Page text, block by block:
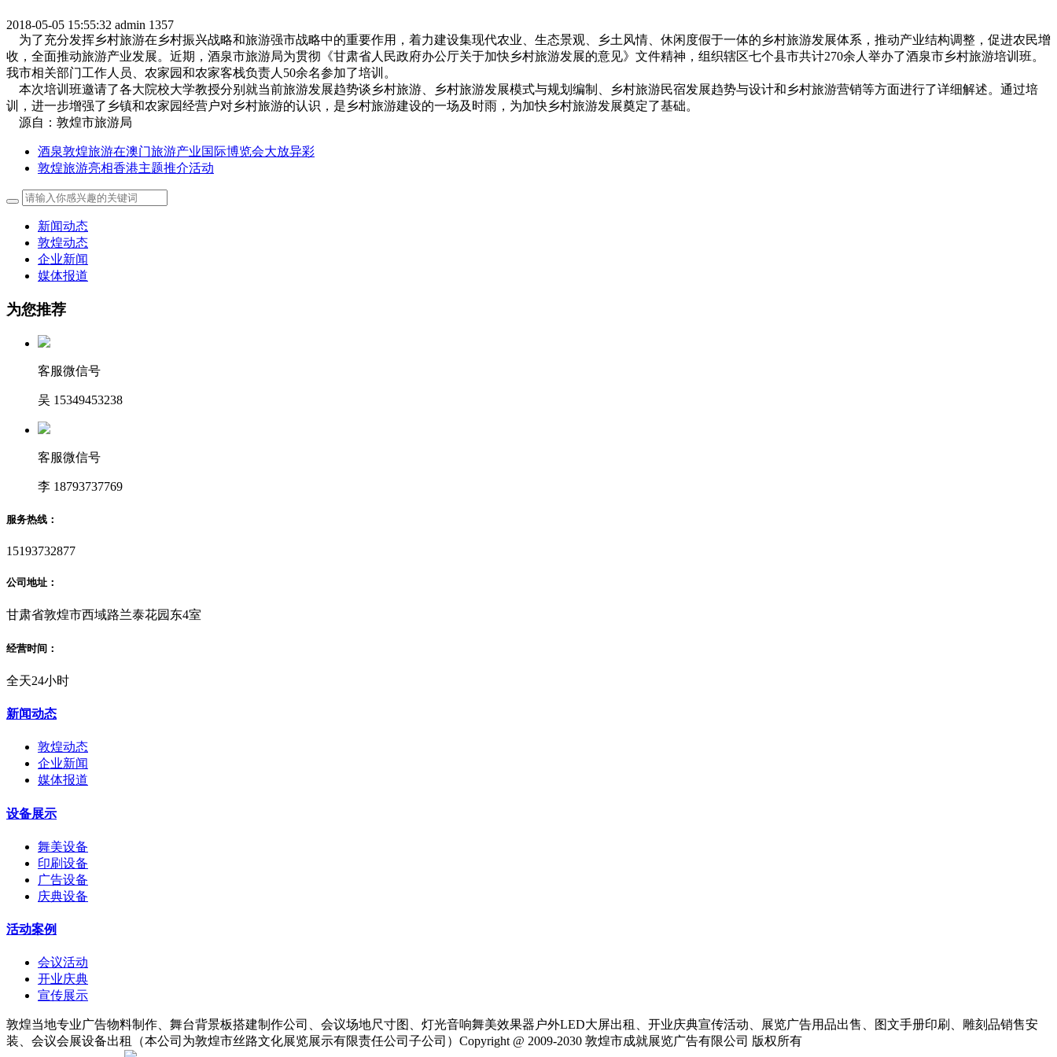
2018-05-05 15:55:32 admin 1357
为了充分发挥乡村旅游在乡村振兴战略和旅游强市战略中的重要作用，着力建设集现代农业、生态景观、乡土风情、休闲度假于一体的乡村旅游发展体系，推动产业结构调整，促进农民增
收，全面推动旅游产业发展。近期，酒泉市旅游局为贯彻《甘肃省人民政府办公厅关于加快乡村旅游发展的意见》文件精神，组织辖区七个县市共计270余人举办了酒泉市乡村旅游培训班。
我市相关部门工作人员、农家园和农家客栈负责人50余名参加了培训。
本次培训班邀请了各大院校大学教授分别就当前旅游发展趋势谈乡村旅游、乡村旅游发展模式与规划编制、乡村旅游民宿发展趋势与设计和乡村旅游营销等方面进行了详细解述。通过培
训，进一步增强了乡镇和农家园经营户对乡村旅游的认识，是乡村旅游建设的一场及时雨，为加快乡村旅游发展奠定了基础。
源自：敦煌市旅游局
酒泉敦煌旅游在澳门旅游产业国际博览会大放异彩
敦煌旅游亮相香港主题推介活动
新闻动态
敦煌动态
企业新闻
媒体报道
为您推荐
客服微信号
吴 15349453238
客服微信号
李 18793737769
服务热线：
15193732877
公司地址：
甘肃省敦煌市西域路兰泰花园东4室
经营时间：
全天24小时
新闻动态
敦煌动态
企业新闻
媒体报道
设备展示
舞美设备
印刷设备
广告设备
庆典设备
活动案例
会议活动
开业庆典
宣传展示
敦煌当地专业广告物料制作、舞台背景板搭建制作公司、会议场地尺寸图、灯光音响舞美效果器户外LED大屏出租、开业庆典宣传活动、展览广告用品出售、图文手册印刷、雕刻品销售安
装、会议会展设备出租（本公司为敦煌市丝路文化展览展示有限责任公司子公司）Copyright @ 2009-2030 敦煌市成就展览广告有限公司 版权所有